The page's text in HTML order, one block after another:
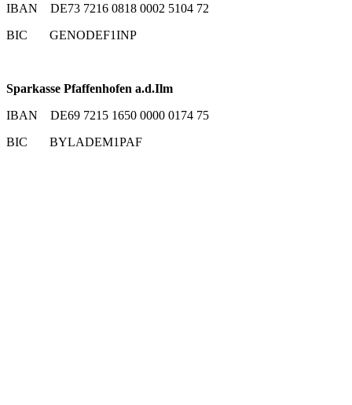
IBAN DE73 7216 0818 0002 5104 72
BIC GENODEF1INP
Sparkasse Pfaffenhofen a.d.Ilm
IBAN DE69 7215 1650 0000 0174 75
BIC BYLADEM1PAF